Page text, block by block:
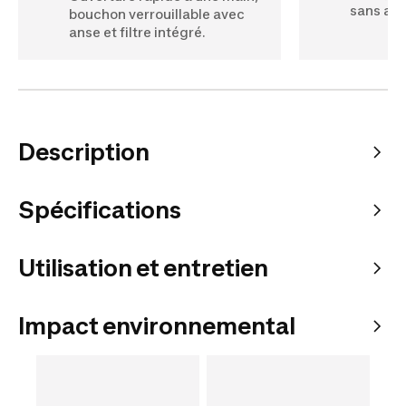
bouchon verrouillable avec
anse et filtre intégré.
sans
Description
Spécifications
Utilisation et entretien
Impact environnemental